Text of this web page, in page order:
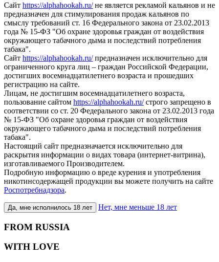
Сайт https://alphahookah.ru/не является рекламой кальянов и не
предназначен для стимулирования продаж кальянов по
смыслу требований ст. 16 Федерального закона от 23.02.2013
года № 15-ФЗ "Об охране здоровья граждан от воздействия
окружающего табачного дыма и последствий потребления
табака".
Сайт https://alphahookah.ru/предназначен исключительно для
ограниченного круга лиц – граждан Российской Федерации,
достигших восемнадцатилетнего возраста и прошедших
регистрацию на сайте.
Лицам, не достигшим восемнадцатилетнего возраста,
пользование сайтом https://alphahookah.ru/строго запрещено в
соответствии со ст. 20 Федерального закона от 23.02.2013 года
№ 15-ФЗ "Об охране здоровья граждан от воздействия
окружающего табачного дыма и последствий потребления
табака".
Настоящий сайт предназначается исключительно для
раскрытия информации о видах товара (интернет-витрина),
изготавливаемого Производителем.
Подробную информацию о вреде курения и употребления
никотинсодержащей продукции вы можете получить на сайте
Роспотребнадзора.
Да, мне исполнилось 18 лет Нет, мне меньше 18 лет
FROM RUSSIA
WITH LOVE